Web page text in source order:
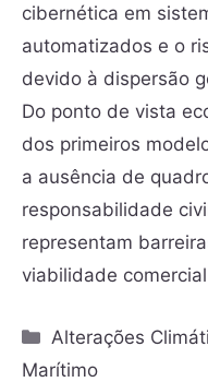
cibernética em
automatizados e o
devido à dispersão
Do ponto de vista
dos primeiros
a ausência de
responsabilidade
representam
viabilidade
Alterações
Marítimo